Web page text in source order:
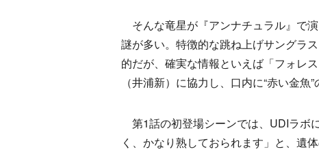
そんな竜星が『アンナチュラル』で
謎が多い。特徴的な跳ね上げサングラ
的だが、確実な情報といえば「フォレ
（井浦新）に協力し、口内に“赤い金魚
第1話の初登場シーンでは、UDIラボ
く、かなり熟しておられます」と、遺